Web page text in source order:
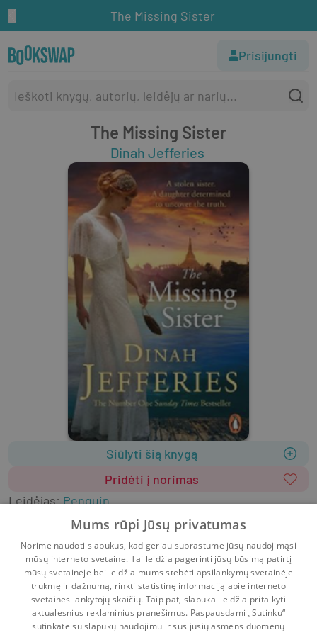
The Missing Sister
Prisijungti
The Missing Sister
Dinah Jefferies
Siūlyti šią knygą
Pridėti į norimas
Leidėjas:Penguin
320 psl. ISBN
9780241985434
MinkštasAnglų k.
Grožinė literatūra
Literatūra užsienio kalbomis
Meilės romanai
Romanai
Mums rūpi Jūsų privatumas
Norime naudoti slapukus, kad geriau suprastume jūsų naudojimąsi
mūsų interneto svetaine. Tai leidžia pagerinti jūsų būsimą patirtį
mūsų svetainėje bei leidžia mums stebėti apsilankymų svetainėje
trukmę ir dažnumą, rinkti statistinę informaciją apie interneto
svetainės lankytojų skaičių. Taip pat, slapukai leidžia pritaikyti
aktualesnius reklaminius pranešimus. Paspausdami „Sutinku“
sutinkate su slapukų naudojimu ir susijusių asmens duomenų